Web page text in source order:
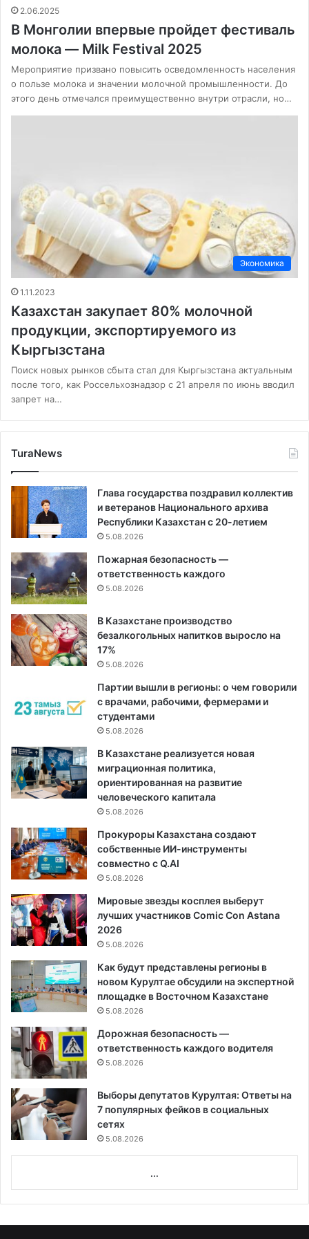
2.06.2025
В Монголии впервые пройдет фестиваль
молока — Milk Festival 2025
Мероприятие призвано повысить осведомленность населения
о пользе молока и значении молочной промышленности. До
этого день отмечался преимущественно внутри отрасли, но…
Экономика
1.11.2023
Казахстан закупает 80% молочной
продукции, экспортируемого из
Кыргызстана
Поиск новых рынков сбыта стал для Кыргызстана актуальным
после того, как Россельхознадзор с 21 апреля по июнь вводил
запрет на…
TuraNews
Глава государства поздравил коллектив
и ветеранов Национального архива
Республики Казахстан с 20-летием
5.08.2026
Пожарная безопасность —
ответственность каждого
5.08.2026
В Казахстане производство
безалкогольных напитков выросло на
17%
5.08.2026
Партии вышли в регионы: о чем говорили
с врачами, рабочими, фермерами и
студентами
5.08.2026
В Казахстане реализуется новая
миграционная политика,
ориентированная на развитие
человеческого капитала
5.08.2026
Прокуроры Казахстана создают
собственные ИИ-инструменты
совместно с Q.AI
5.08.2026
Мировые звезды косплея выберут
лучших участников Comic Con Astana
2026
5.08.2026
Как будут представлены регионы в
новом Курултае обсудили на экспертной
площадке в Восточном Казахстане
5.08.2026
Дорожная безопасность —
ответственность каждого водителя
5.08.2026
Выборы депутатов Курултая: Ответы на
7 популярных фейков в социальных
сетях
5.08.2026
...